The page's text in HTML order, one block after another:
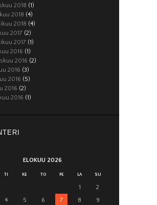
2018 (1)
2018 (4)
2018 (4)
2017 (2)
2017 (1)
2016 (1)
2016 (2)
2016 (3)
2016 (5)
2016 (2)
2016 (1)
ELOKUU 2026
TI KE TO PE LA SU
1
2
4 5 6 7 8
9